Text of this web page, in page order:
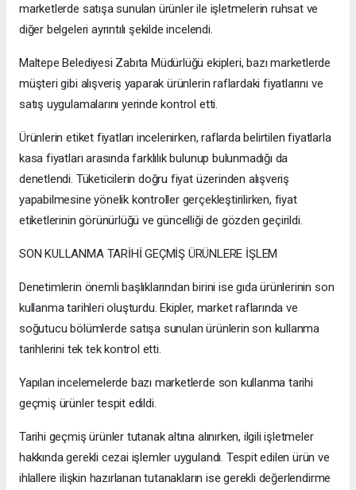
marketlerde satışa sunulan ürünler ile işletmelerin ruhsat ve
diğer belgeleri ayrıntılı şekilde incelendi.
Maltepe Belediyesi Zabıta Müdürlüğü ekipleri, bazı marketlerde
müşteri gibi alışveriş yaparak ürünlerin raflardaki fiyatlarını ve
satış uygulamalarını yerinde kontrol etti.
Ürünlerin etiket fiyatları incelenirken, raflarda belirtilen fiyatlarla
kasa fiyatları arasında farklılık bulunup bulunmadığı da
denetlendi. Tüketicilerin doğru fiyat üzerinden alışveriş
yapabilmesine yönelik kontroller gerçekleştirilirken, fiyat
etiketlerinin görünürlüğü ve güncelliği de gözden geçirildi.
SON KULLANMA TARİHİ GEÇMİŞ ÜRÜNLERE İŞLEM
Denetimlerin önemli başlıklarından birini ise gıda ürünlerinin son
kullanma tarihleri oluşturdu. Ekipler, market raflarında ve
soğutucu bölümlerde satışa sunulan ürünlerin son kullanma
tarihlerini tek tek kontrol etti.
Yapılan incelemelerde bazı marketlerde son kullanma tarihi
geçmiş ürünler tespit edildi.
Tarihi geçmiş ürünler tutanak altına alınırken, ilgili işletmeler
hakkında gerekli cezai işlemler uygulandı. Tespit edilen ürün ve
ihlallere ilişkin hazırlanan tutanakların ise gerekli değerlendirme